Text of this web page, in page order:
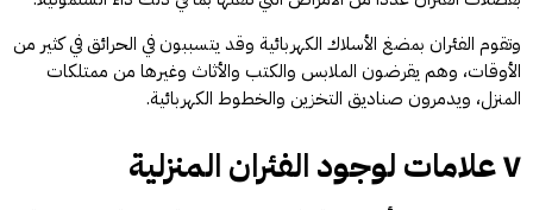
وتقوم الفئران بمضغ الأسلاك الكهربائية وقد يتسببون في الحرائق في كثير من
الأوقات، وهم يقرضون الملابس والكتب والأثاث وغيرها من ممتلكات
المنزل، ويدمرون صناديق التخزين والخطوط الكهربائية.
٧ علامات لوجود الفئران المنزلية